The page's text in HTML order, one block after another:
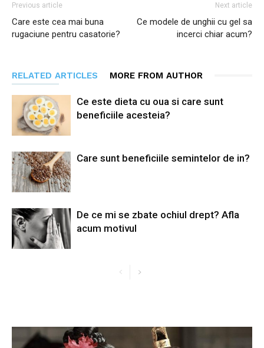
Previous article
Care este cea mai buna
rugaciune pentru casatorie?
Next article
Ce modele de unghii cu gel sa
incerci chiar acum?
RELATED ARTICLES MORE FROM AUTHOR
Ce este dieta cu oua si care sunt
beneficiile acesteia?
Care sunt beneficiile semintelor de in?
De ce mi se zbate ochiul drept? Afla
acum motivul